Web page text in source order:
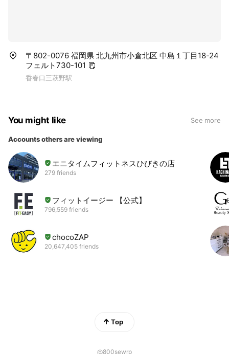
〒802-0076 福岡県 北九州市小倉北区 中島１丁目18-24
フェルト730-101
香春口三萩野駅
You might like See more
Accounts others are viewing
エニタイムフィットネスひびきの店
279 friends
フィットイージー 【公式】
796,559 friends
chocoZAP
20,647,405 friends
Top
@800sewrp